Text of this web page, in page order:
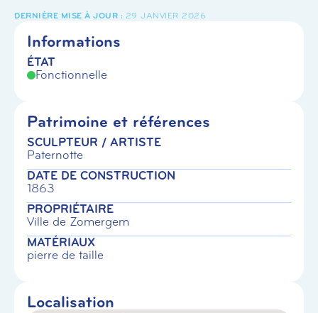
29 JANVIER 2026
Informations
ÉTAT
Fonctionnelle
Patrimoine et références
SCULPTEUR / ARTISTE
Paternotte
DATE DE CONSTRUCTION
1863
PROPRIÉTAIRE
Ville de Zomergem
MATÉRIAUX
pierre de taille
Localisation